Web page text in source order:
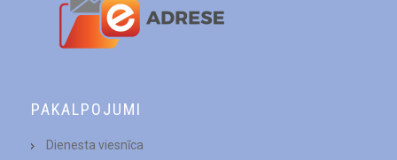
PAKALPOJUMI
Dienesta viesnīca